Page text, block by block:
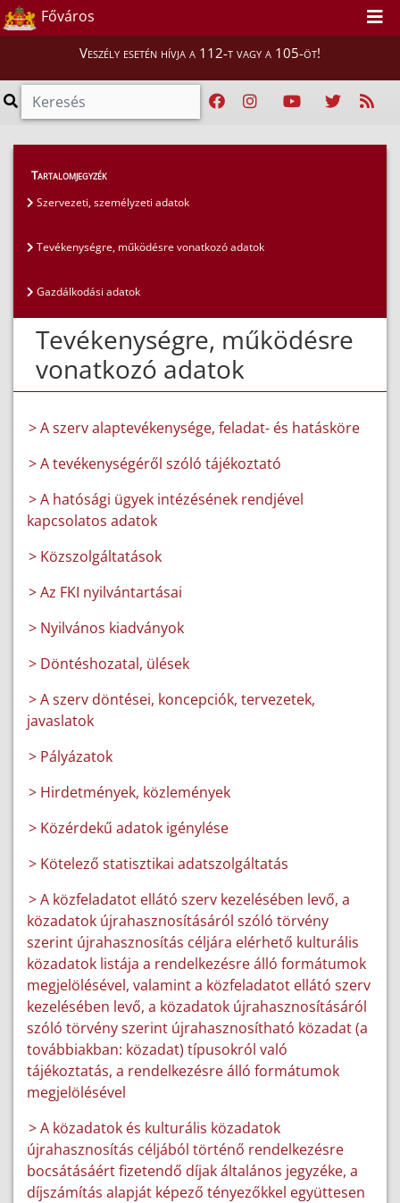
Főváros
Veszély esetén hívja a 112-t vagy a 105-öt!
Közérdekű adatok
Tevékenységre, működésre vonatkozó adatok
Tartalomjegyzék
Szervezeti, személyzeti adatok
Tevékenységre, működésre vonatkozó adatok
Gazdálkodási adatok
Tevékenységre, működésre
vonatkozó adatok
> A szerv alaptevékenysége, feladat- és hatásköre
> A tevékenységéről szóló tájékoztató
> A hatósági ügyek intézésének rendjével
kapcsolatos adatok
> Közszolgáltatások
> Az FKI nyilvántartásai
> Nyilvános kiadványok
> Döntéshozatal, ülések
> A szerv döntései, koncepciók, tervezetek,
javaslatok
> Pályázatok
> Hirdetmények, közlemények
> Közérdekű adatok igénylése
> Kötelező statisztikai adatszolgáltatás
> A közfeladatot ellátó szerv kezelésében levő, a
közadatok újrahasznosításáról szóló törvény
szerint újrahasznosítás céljára elérhető kulturális
közadatok listája a rendelkezésre álló formátumok
megjelölésével, valamint a közfeladatot ellátó szerv
kezelésében levő, a közadatok újrahasznosításáról
szóló törvény szerint újrahasznosítható közadat (a
továbbiakban: közadat) típusokról való
tájékoztatás, a rendelkezésre álló formátumok
megjelölésével
> A közadatok és kulturális közadatok
újrahasznosítás céljából történő rendelkezésre
bocsátásáért fizetendő díjak általános jegyzéke, a
díjszámítás alapját képező tényezőkkel együttesen